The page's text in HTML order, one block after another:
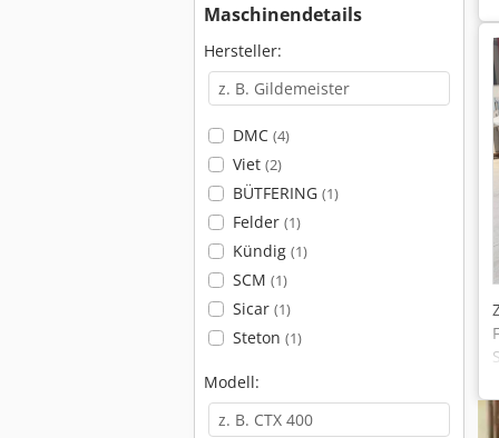
Maschinendetails
Hersteller:
DMC (4)
Viet (2)
BÜTFERING (1)
Felder (1)
Kündig (1)
SCM (1)
Sicar (1)
Steton (1)
Modell: